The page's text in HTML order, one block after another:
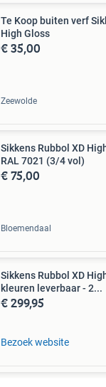
Te Koop buiten verf
High Gloss
€ 35,00
Zeewolde
Sikkens Rubbol XD
RAL 7021 (3/4 vol)
€ 75,00
Bloemendaal
Sikkens Rubbol XD
kleuren leverbaar - 2...
€ 299,95
Bezoek website